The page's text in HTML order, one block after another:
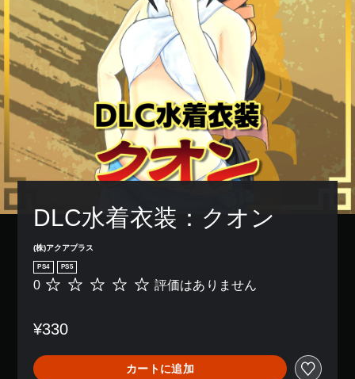
DLC水着衣装：クオン
(株)アクアプラス
PS4 PS5
評
あ
ま
せ
0 評価はありません
¥330
カートに追加